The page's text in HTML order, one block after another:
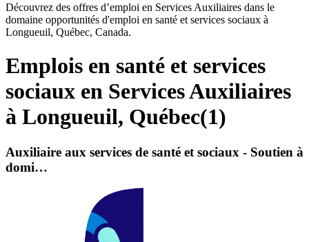
Découvrez des offres d’emploi en Services Auxiliaires dans le
domaine opportunités d'emploi en santé et services sociaux à
Longueuil, Québec, Canada.
Emplois en santé et services
sociaux en Services Auxiliaires
à Longueuil, Québec(1)
Auxiliaire aux services de santé et sociaux - Soutien à
domi…